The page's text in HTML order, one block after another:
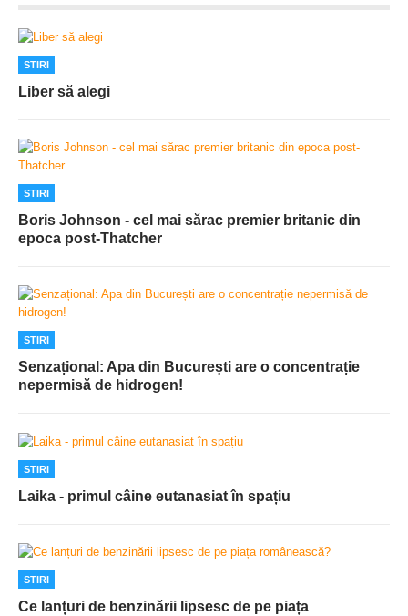
STIRI
Liber să alegi
STIRI
Boris Johnson - cel mai sărac premier britanic din
epoca post-Thatcher
STIRI
Senzațional: Apa din București are o concentrație
nepermisă de hidrogen!
STIRI
Laika - primul câine eutanasiat în spațiu
STIRI
Ce lanțuri de benzinării lipsesc de pe piața